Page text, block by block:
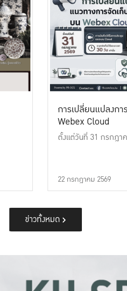
การเปลี่ยนแปลงก
Webex Cloud
ตั้งแต่วันที่ 31 กรกฎา
22 กรกฎาคม 2569
ข่าวทั้งหมด